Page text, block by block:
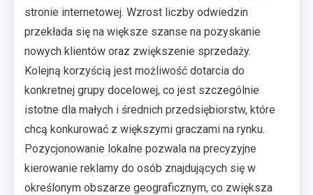
stronie internetowej. Wzrost liczby odwiedzin
przekłada się na większe szanse na pozyskanie
nowych klientów oraz zwiększenie sprzedaży.
Kolejną korzyścią jest możliwość dotarcia do
konkretnej grupy docelowej, co jest szczególnie
istotne dla małych i średnich przedsiębiorstw, które
chcą konkurować z większymi graczami na rynku.
Pozycjonowanie lokalne pozwala na precyzyjne
kierowanie reklamy do osób znajdujących się w
określonym obszarze geograficznym, co zwiększa